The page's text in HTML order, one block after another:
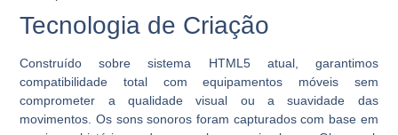
Tecnologia de Criação
Construído sobre sistema HTML5atual, garantimos
compatibilidade total com equipamentos móveis sem
comprometer a qualidade visual ou a suavidade das
movimentos. Os sons sonoros foram capturados com base em